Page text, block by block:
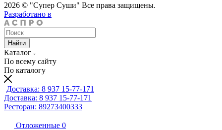
2026 © "Супер Суши" Все права защищены.
Разработано в
Найти
Каталог
По всему сайту
По каталогу
Доставка: 8 937 15-77-171
Доставка: 8 937 15-77-171
Ресторан: 89273400333
Отложенные 0